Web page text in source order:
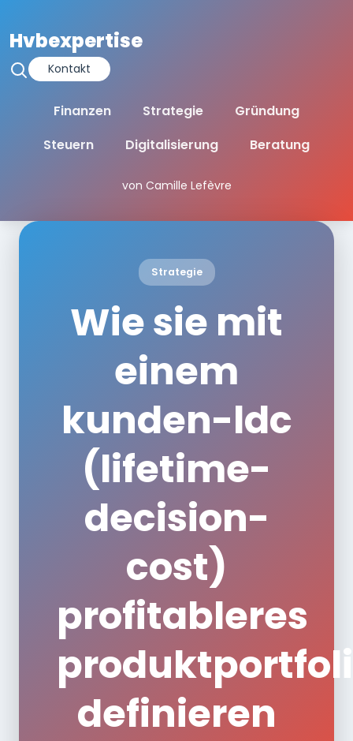
Hvbexpertise
Kontakt
Finanzen Strategie
Gründung
Steuern
Digitalisierung Beratung
von Camille Lefèvre
Strategie
Wie sie mit
einem
kunden-ldc
(lifetime-
decision-
cost)
profitableres
definieren